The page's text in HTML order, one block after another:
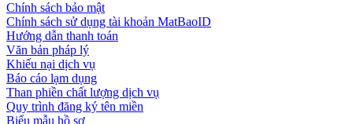
Chính sách bảo mật
Chính sách sử dụng tài khoản MatBaoID
Hướng dẫn thanh toán
Văn bản pháp lý
Khiếu nại dịch vụ
Báo cáo lạm dụng
Than phiền chất lượng dịch vụ
Quy trình đăng ký tên miền
Biểu mẫu hồ sơ